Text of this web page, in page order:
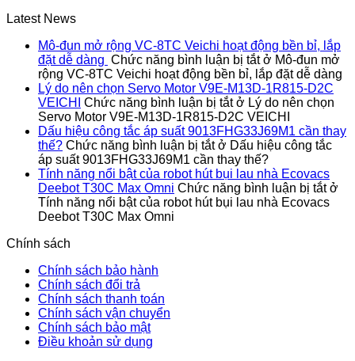
Latest News
Mô-đun mở rộng VC-8TC Veichi hoạt động bền bỉ, lắp
đặt dễ dàng Chức năng bình luận bị tắtở Mô-đun mở
rộng VC-8TC Veichi hoạt động bền bỉ, lắp đặt dễ dàng
Lý do nên chọn Servo Motor V9E-M13D-1R815-D2C
VEICHI
Chức năng bình luận bị tắtở Lý do nên chọn
Servo Motor V9E-M13D-1R815-D2C VEICHI
Dấu hiệu công tắc áp suất 9013FHG33J69M1 cần thay
thế? Chức năng bình luận bị tắtở Dấu hiệu công tắc
áp suất 9013FHG33J69M1 cần thay thế?
Tính năng nổi bật của robot hút bụi lau nhà Ecovacs
Deebot T30C Max Omni Chức năng bình luận bị tắtở
Tính năng nổi bật của robot hút bụi lau nhà Ecovacs
Deebot T30C Max Omni
Chính sách
Chính sách bảo hành
Chính sách đổi trả
Chính sách thanh toán
Chính sách vận chuyển
Chính sách bảo mật
Điều khoản sử dụng